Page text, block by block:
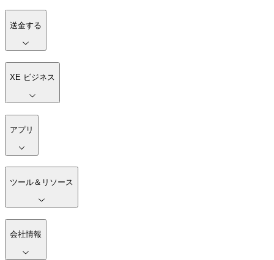
送金する
XE ビジネス
アプリ
ツール＆リソース
会社情報